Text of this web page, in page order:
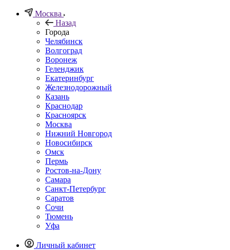
Москва
Назад
Города
Челябинск
Волгоград
Воронеж
Геленджик
Екатеринбург
Железнодорожный
Казань
Краснодар
Красноярск
Москва
Нижний Новгород
Новосибирск
Омск
Пермь
Ростов-на-Дону
Самара
Санкт-Петербург
Саратов
Сочи
Тюмень
Уфа
Личный кабинет